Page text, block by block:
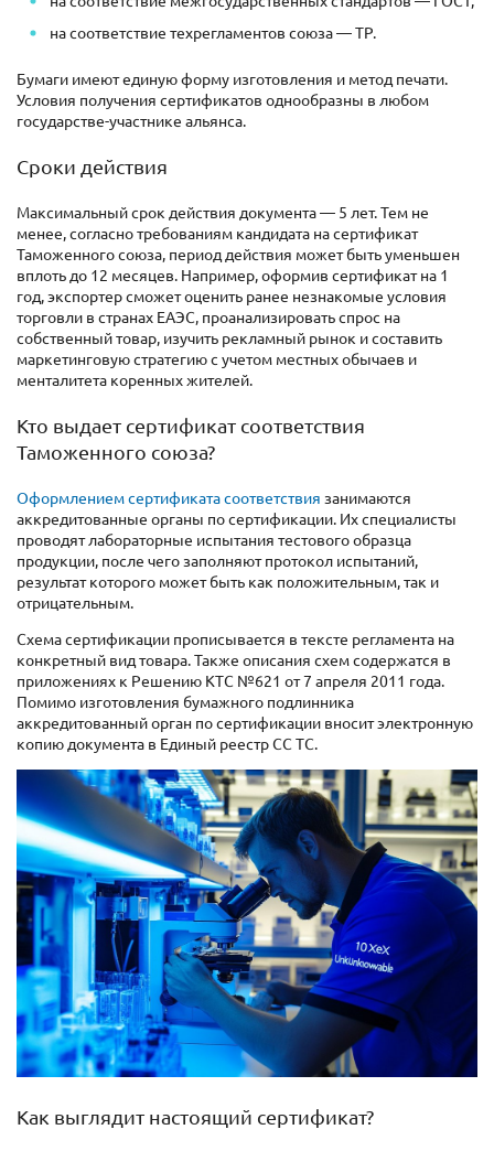
на соответствие техрегламентов союза — ТР.
Бумаги имеют единую форму изготовления и метод печати.
Условия получения сертификатов однообразны в любом
государстве-участнике альянса.
Сроки действия
Максимальный срок действия документа — 5 лет. Тем не
менее, согласно требованиям кандидата на сертификат
Таможенного союза, период действия может быть уменьшен
вплоть до 12 месяцев. Например, оформив сертификат на 1
год, экспортер сможет оценить ранее незнакомые условия
торговли в странах ЕАЭС, проанализировать спрос на
собственный товар, изучить рекламный рынок и составить
маркетинговую стратегию с учетом местных обычаев и
менталитета коренных жителей.
Кто выдает сертификат соответствия
Таможенного союза?
Оформлением сертификата соответствия занимаются
аккредитованные органы по сертификации. Их специалисты
проводят лабораторные испытания тестового образца
продукции, после чего заполняют протокол испытаний,
результат которого может быть как положительным, так и
отрицательным.
Схема сертификации прописывается в тексте регламента на
конкретный вид товара. Также описания схем содержатся в
приложениях к Решению КТС №621 от 7 апреля 2011 года.
Помимо изготовления бумажного подлинника
аккредитованный орган по сертификации вносит электронную
копию документа в Единый реестр СС ТС.
Как выглядит настоящий сертификат?